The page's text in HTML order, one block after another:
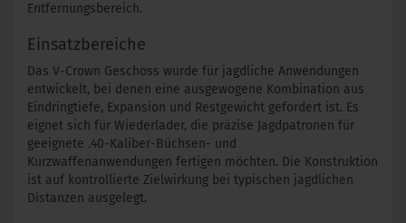
Entfernungsbereich.
Einsatzbereiche
Das V-Crown Geschoss wurde für jagdliche Anwendungen
entwickelt, bei denen eine ausgewogene Kombination aus
Eindringtiefe, Expansion und Restgewicht gefordert ist. Es
eignet sich für Wiederlader, die präzise Jagdpatronen für
geeignete .40-Kaliber-Büchsen- und
Kurzwaffenanwendungen fertigen möchten. Die Konstruktion
ist auf kontrollierte Zielwirkung bei typischen jagdlichen
Distanzen ausgelegt.